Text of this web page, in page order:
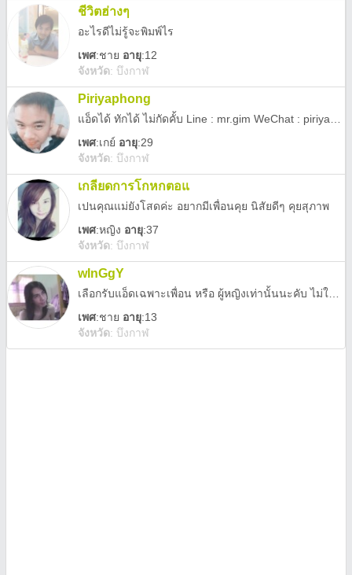
ชีวิตฮ่างๆ
อะไรดีไม่รู้จะพิมพ์ไร
เพศ:ชาย อายุ:12
จังหวัด: บึงกาฬ
Piriyaphong
เพศ:เกย์ อายุ:29
จังหวัด: บึงกาฬ
เกลียดการโกหกตอแ
เปนคุณแม่ยังโสดค่ะ อยากมีเพื่อนคุย นิสัยดีๆ คุยสุภาพ
เพศ:หญิง อายุ:37
จังหวัด: บึงกาฬ
wInGgY
เพศ:ชาย อายุ:13
จังหวัด: บึงกาฬ